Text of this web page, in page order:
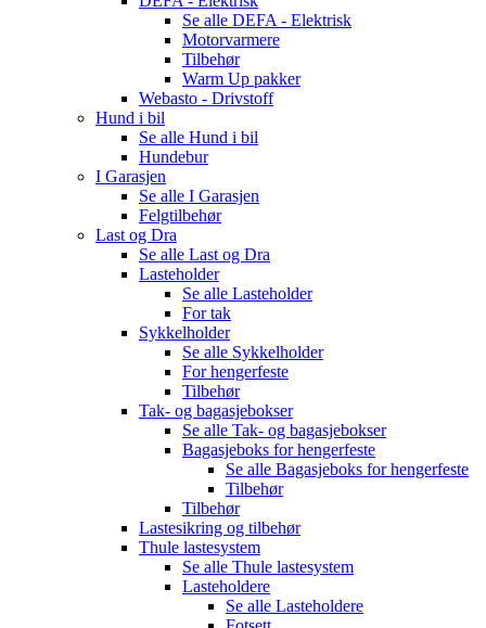
Se alle DEFA - Elektrisk
Motorvarmere
Tilbehør
Warm Up pakker
Webasto - Drivstoff
Hund i bil
Se alle Hund i bil
Hundebur
I Garasjen
Se alle I Garasjen
Felgtilbehør
Last og Dra
Se alle Last og Dra
Lasteholder
Se alle Lasteholder
For tak
Sykkelholder
Se alle Sykkelholder
For hengerfeste
Tilbehør
Tak- og bagasjebokser
Se alle Tak- og bagasjebokser
Bagasjeboks for hengerfeste
Se alle Bagasjeboks for hengerfeste
Tilbehør
Tilbehør
Lastesikring og tilbehør
Thule lastesystem
Se alle Thule lastesystem
Lasteholdere
Se alle Lasteholdere